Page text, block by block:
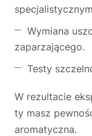
Wymiana
zaparzającego.
Testy
W rezultacie
ty masz
aromatyczna.